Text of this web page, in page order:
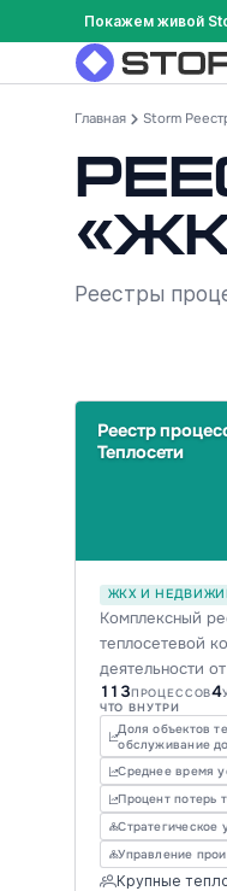
Покажем живой
Главная Storm
Реестры
Реестр
Теплосети
ЖКХ И
Комплексный
теплосетевой
деятельности
до устранения
обеспечивает
деятельности,
снижая риски
113ПРОЦЕССОВ4
ЧТО ВНУТРИ
Доля объектов
обслуживание
Среднее время
Процент потерь
Стратегическое
Управление
Крупные